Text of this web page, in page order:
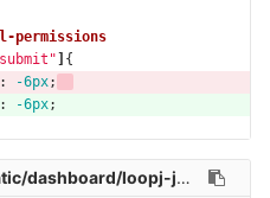
permissions
{
: -6px;
: -6px;
simple-slider-fa64f59/demo.html